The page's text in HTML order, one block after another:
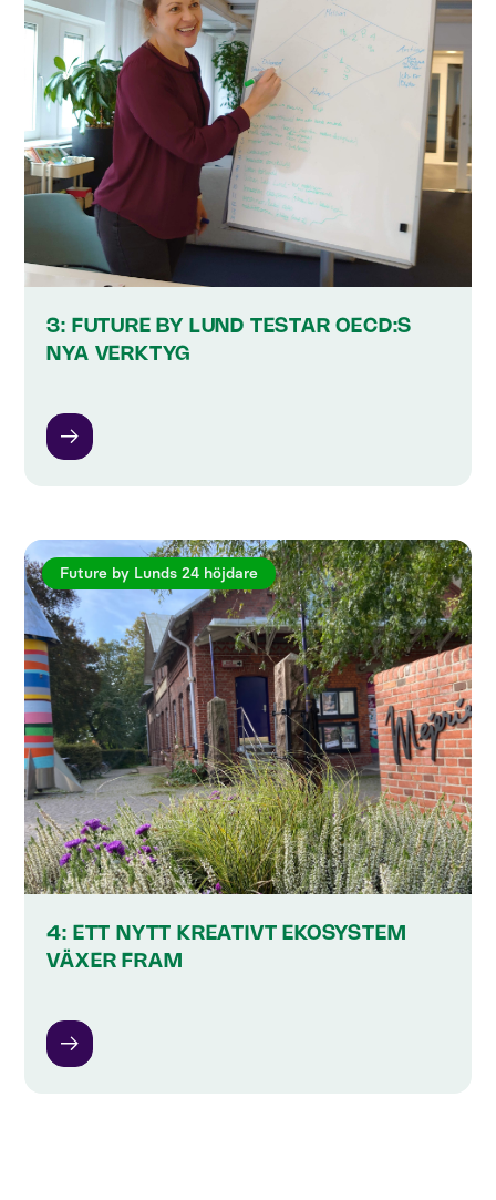
3: FUTURE BY LUND TESTAR OECD:S
NYA VERKTYG
Future by Lunds 24 höjdare
4: ETT NYTT KREATIVT EKOSYSTEM
VÄXER FRAM